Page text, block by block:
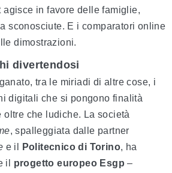
agisce in favore delle famiglie,
sconosciute. E i comparatori online
dimostrazioni.
divertendosi
tra le miriadi di altre cose, i
digitali che si pongono finalità
oltre che ludiche. La società
, spalleggiata dalle partner
e il Politecnico di Torino, ha
il progetto europeo Esgp –